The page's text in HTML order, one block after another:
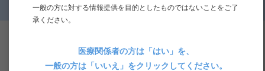
> ニュース一覧 > 2026年
その他
一般の方に対する情報提供を目的としたものではないことをご了
承ください。
医療関係者の方は「はい」を、
一般の方は「いいえ」をクリックしてください。